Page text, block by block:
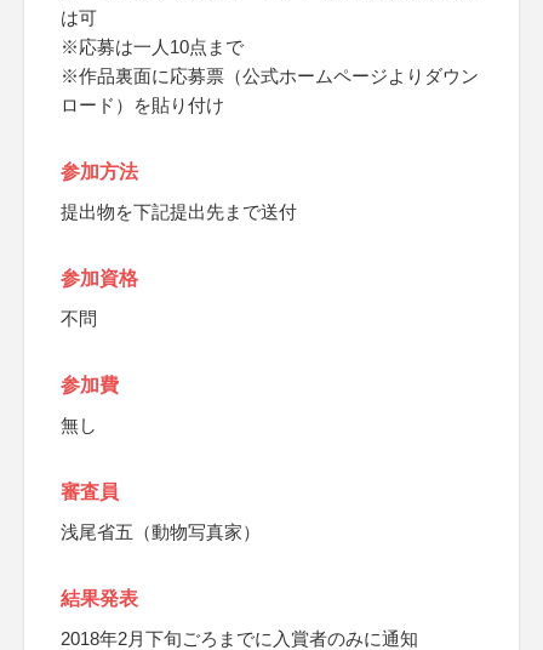
は可
※応募は一人10点まで
※作品裏面に応募票（公式ホームページよりダウン
ロード）を貼り付け
参加方法
提出物を下記提出先まで送付
参加資格
不問
参加費
無し
審査員
浅尾省五（動物写真家）
結果発表
2018年2月下旬ごろまでに入賞者のみに通知